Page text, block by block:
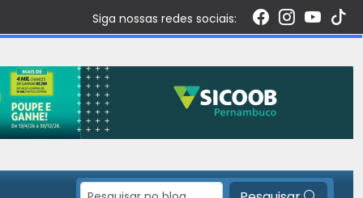
Siga nossas redes sociais: